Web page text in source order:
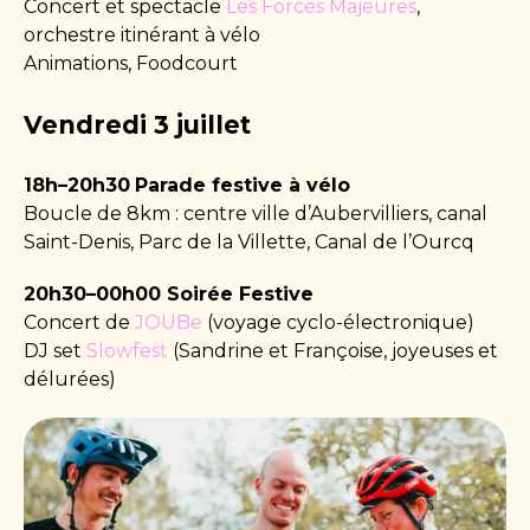
Concert et spectacle Les Forces Majeures,
orchestre itinérant à vélo
Animations, Foodcourt
Vendredi 3 juillet
18h–20h30 Parade festive à vélo
Boucle de 8km : centre ville d’Aubervilliers, canal
Saint-Denis, Parc de la Villette, Canal de l’Ourcq
20h30–00h00 Soirée Festive
Concert de JOUBe (voyage cyclo-électronique)
DJ set Slowfest (Sandrine et Françoise, joyeuses et
délurées)